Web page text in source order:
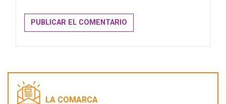
LA COMARCA